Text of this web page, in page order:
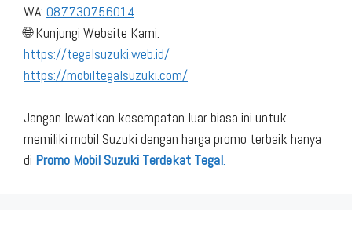
WA: 087730756014
🌐 Kunjungi Website Kami:
https://tegalsuzuki.web.id/
https://mobiltegalsuzuki.com/
Jangan lewatkan kesempatan luar biasa ini untuk
memiliki mobil Suzuki dengan harga promo terbaik hanya
di Promo Mobil Suzuki Terdekat Tegal.